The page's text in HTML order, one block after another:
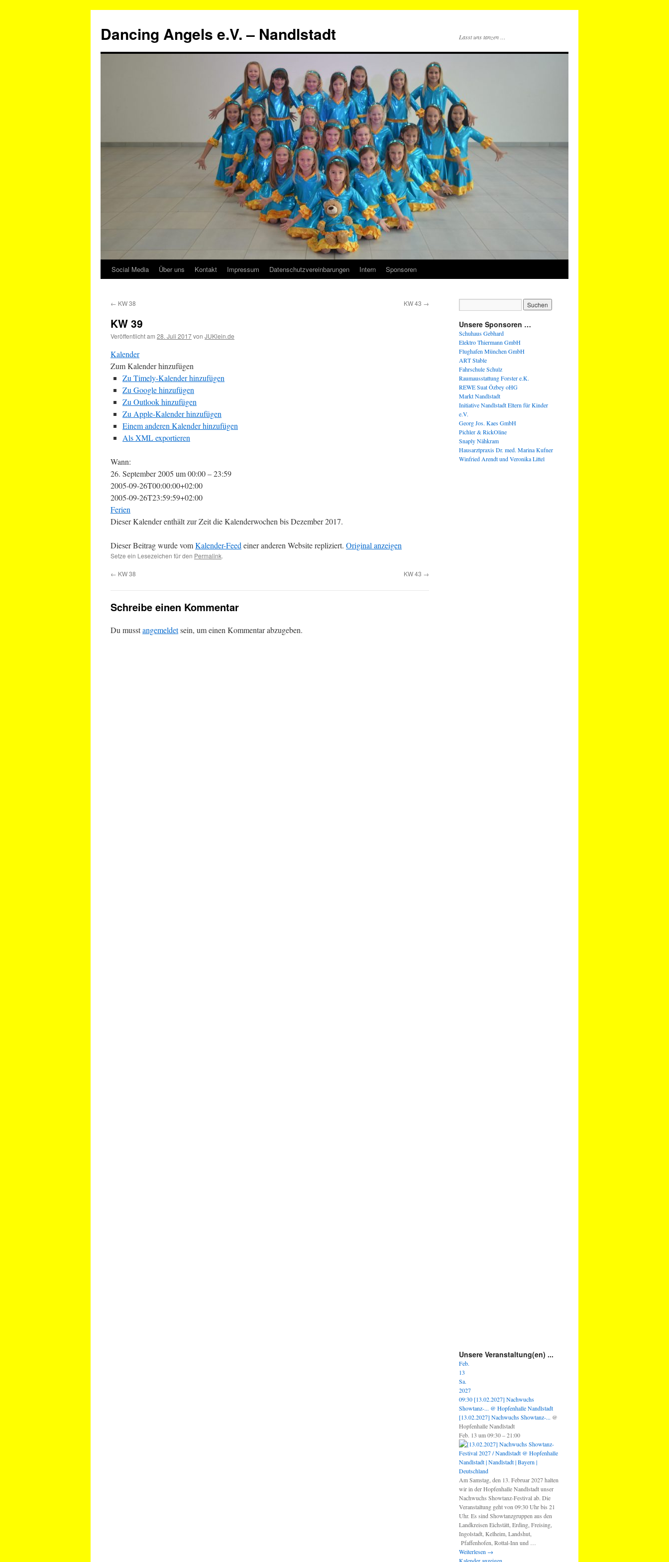
springen
Dancing Angels e.V. – Nandlstadt Lasst uns tanzen …
Social Media Über uns Kontakt Impressum Datenschutzvereinbarungen Intern Sponsoren
← KW 38 KW 43 →
KW 39
Veröffentlicht am 28. Juli 2017von JUKlein.de
Kalender
Zum Kalender hinzufügen
Zu Timely-Kalender hinzufügen
Zu Google hinzufügen
Zu Outlook hinzufügen
Zu Apple-Kalender hinzufügen
Einem anderen Kalender hinzufügen
Als XML exportieren
Wann:
26. September 2005 um 00:00 – 23:59
2005-09-26T00:00:00+02:00
2005-09-26T23:59:59+02:00
Ferien
Dieser Kalender enthält zur Zeit die Kalenderwochen bis Dezember 2017.
Dieser Beitrag wurde vomKalender-Feed einer anderen Website repliziert. Original anzeigen
Setze ein Lesezeichen für den Permalink.
← KW 38 KW 43 →
Schreibe einen Kommentar
Du musstangemeldetsein, um einen Kommentar abzugeben.
Unsere Sponsoren …
Schuhaus Gebhard
Elektro Thiermann GmbH
Flughafen München GmbH
ART Stable
Fahrschule Schulz
Raumausstattung Forster e.K.
REWE Suat Özbey oHG
Markt Nandlstadt
Initiative Nandlstadt Eltern für Kinder
e.V.
Georg Jos. Kaes GmbH
Pichler & RickOline
Snaply Nähkram
Hausarztpraxis Dr. med. Marina Kufner
Winfried Arendt und Veronika Littel
Unsere Veranstaltung(en) ...
Feb.
13
Sa.
2027
09:30 [13.02.2027] Nachwuchs
Showtanz-... @ Hopfenhalle Nandlstadt
[13.02.2027] Nachwuchs Showtanz-... @
Hopfenhalle Nandlstadt
Feb. 13 um 09:30 – 21:00
Am Samstag, den 13. Februar 2027 halten
wir in der Hopfenhalle Nandlstadt unser
Nachwuchs Showtanz-Festival ab. Die
Veranstaltung geht von 09:30 Uhr bis 21
Uhr. Es sind Showtanzgruppen aus den
Landkreisen Eichstätt, Erding, Freising,
Ingolstadt, Kelheim, Landshut,
Pfaffenhofen, Rottal-Inn und …
Weiterlesen →